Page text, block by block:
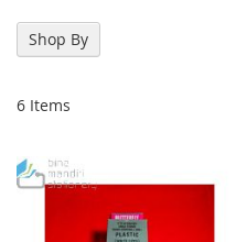
6 Items
Shop By